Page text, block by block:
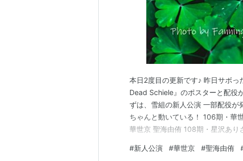
本日2度目の更新です♪ 昨日サボ
Dead Schiele』のポスターと配役
ずは、雪組の新人公演 一部配役が
ちゃんと動いている！ 106期・華
華世京 聖海由侑 108期・星沢あり
ル・オンザ・トイル・トレイル』
#新人公演 #華世京 #聖海由侑